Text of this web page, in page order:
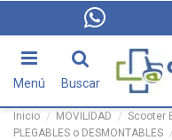
Menú Buscar
Inicio MOVILIDAD Scooter
PLEGABLES o DESMONTABLES